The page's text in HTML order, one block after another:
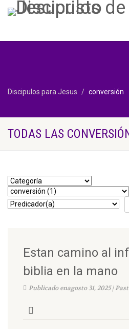
Discipulos para Jesus conversión
TODAS LAS
Estan camino al
biblia en la mano
Publicado enagosto 31, 2025 |